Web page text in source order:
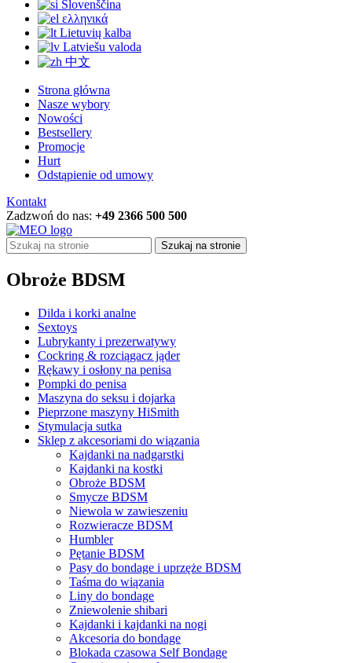
Slovenščina
ελληνικά
Lietuvių kalba
Latviešu valoda
中文
Strona główna
Nasze wybory
Nowości
Bestsellery
Promocje
Hurt
Odstąpienie od umowy
Kontakt
Zadzwoń do nas: +49 2366 500 500
Szukaj na stronie
Obroże BDSM
Dilda i korki analne
Sextoys
Lubrykanty i prezerwatywy
Cockring & rozciągacz jąder
Rękawy i osłony na penisa
Pompki do penisa
Maszyna do seksu i dojarka
Pieprzone maszyny HiSmith
Stymulacja sutka
Sklep z akcesoriami do wiązania
Kajdanki na nadgarstki
Kajdanki na kostki
Obroże BDSM
Smycze BDSM
Niewola w zawieszeniu
Rozwieracze BDSM
Humbler
Pętanie BDSM
Pasy do bondage i uprzęże BDSM
Taśma do wiązania
Liny do bondage
Zniewolenie shibari
Kajdanki i kajdanki na nogi
Akcesoria do bondage
Blokada czasowa Self Bondage